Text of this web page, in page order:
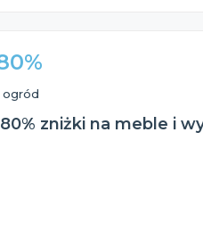
ogród
zniżki na meble i